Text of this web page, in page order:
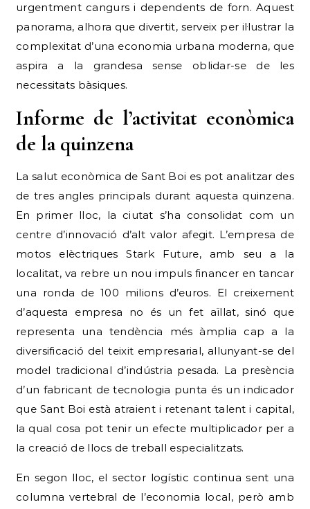
urgentment cangurs i dependents de forn. Aquest
panorama, alhora que divertit, serveix per il·lustrar la
complexitat d’una economia urbana moderna, que
aspira a la grandesa sense oblidar-se de les
necessitats bàsiques.
Informe de l’activitat econòmica
de la quinzena
La salut econòmica de Sant Boi es pot analitzar des
de tres angles principals durant aquesta quinzena.
En primer lloc, la ciutat s’ha consolidat com un
centre d’innovació d’alt valor afegit. L’empresa de
motos elèctriques Stark Future, amb seu a la
localitat, va rebre un nou impuls financer en tancar
una ronda de 100 milions d’euros. El creixement
d’aquesta empresa no és un fet aïllat, sinó que
representa una tendència més àmplia cap a la
diversificació del teixit empresarial, allunyant-se del
model tradicional d’indústria pesada. La presència
d’un fabricant de tecnologia punta és un indicador
que Sant Boi està atraient i retenant talent i capital,
la qual cosa pot tenir un efecte multiplicador per a
la creació de llocs de treball especialitzats.
En segon lloc, el sector logístic continua sent una
columna vertebral de l’economia local, però amb